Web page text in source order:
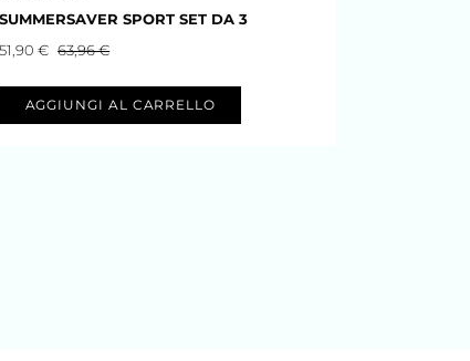
SUMMERSAVER SPORT SET DA 3
51,90 € 63,96 €
AGGIUNGI AL CARRELLO